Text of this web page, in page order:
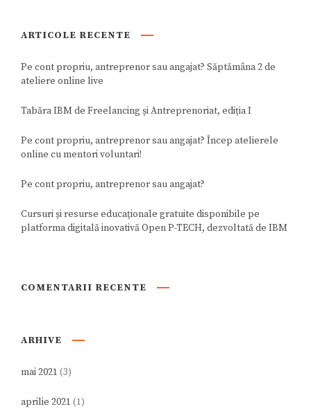
ARTICOLE RECENTE
Pe cont propriu, antreprenor sau angajat? Săptămâna 2 de
ateliere online live
Tabăra IBM de Freelancing și Antreprenoriat, ediția I
Pe cont propriu, antreprenor sau angajat? Încep atelierele
online cu mentori voluntari!
Pe cont propriu, antreprenor sau angajat?
Cursuri și resurse educaționale gratuite disponibile pe
platforma digitală inovativă Open P-TECH, dezvoltată de IBM
COMENTARII RECENTE
ARHIVE
mai 2021 (3)
aprilie 2021 (1)